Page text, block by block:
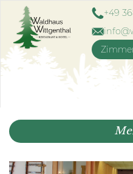
Direkt
zum
Inhalt
+49